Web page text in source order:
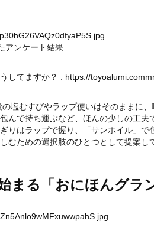
アンケート結果
してますか？ : https://
塩むすびやラップ使いはそのままに
んで持ち運ぶなど、ほんの少しの工夫
りはラップで握り、「サンホイル」で
むための選択肢のひとつとして提案し
まる「おにほんグラ